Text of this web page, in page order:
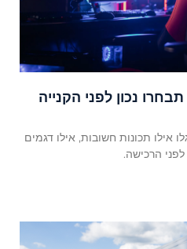
נכון לפני הקנייה
תכונות חשובות, אילו דגמים
הרכישה.